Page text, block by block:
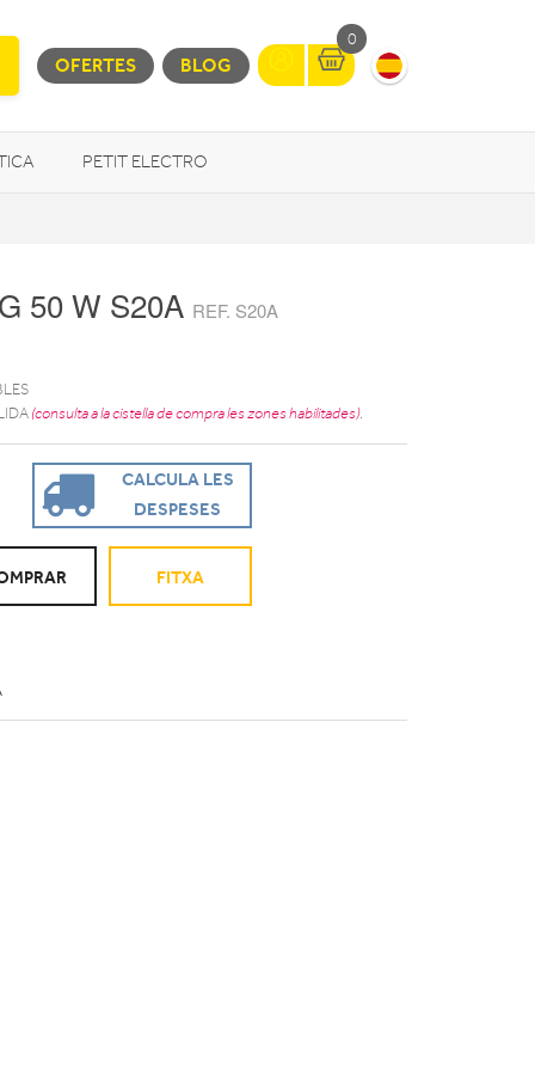
OFERTES BLOG
0
PETIT ELECTRO
50 W S20A REF. S20A
(consulta a la cistella de compra les zones habilitades).
CALCULA LES
DESPESES
FITXA